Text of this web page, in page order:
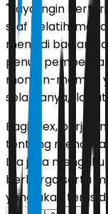
"Saya ingin
staf pelatih,
menjadi bagian
penuh
momen-momen
selamanya,"
Bagi Alex,
tentang
Dia juga
berharga serta
yang akan terus